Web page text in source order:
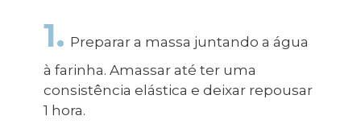
1. Preparar a massa juntando a água
à farinha. Amassar até ter uma
consistência elástica e deixar repousar
1 hora.